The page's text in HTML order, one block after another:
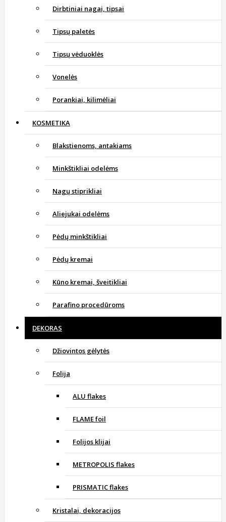
Dirbtiniai nagai, tipsai
Tipsų paletės
Tipsų vėduoklės
Vonelės
Porankiai, kilimėliai
KOSMETIKA
Blakstienoms, antakiams
Minkštikliai odelėms
Nagų stiprikliai
Aliejukai odelėms
Pėdų minkštikliai
Pėdų kremai
Kūno kremai, šveitikliai
Parafino procedūroms
DEKORAS
Džiovintos gėlytės
Folija
ALU flakes
FLAME foil
Folijos klijai
METROPOLIS flakes
PRISMATIC flakes
Kristalai, dekoracijos